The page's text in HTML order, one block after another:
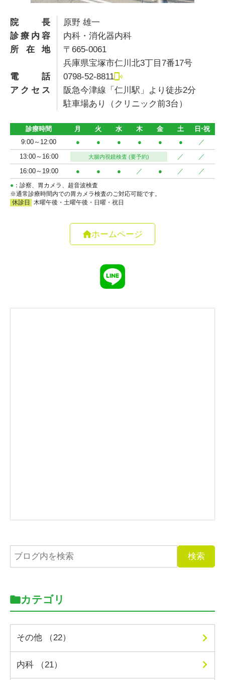
院長
原野 雄一
診療内容
内科・消化器内科
所在地
〒665-0061
兵庫県宝塚市仁川北3丁目7番17号
電話
0798-52-8811
アクセス
阪急今津線「仁川駅」より徒歩2分
駐車場あり（クリニック前3台）
ホームページ
カテゴリ
その他 （22）
内科 （21）